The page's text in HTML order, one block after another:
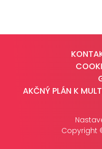
AKČNÝ PLÁN K
Copyright